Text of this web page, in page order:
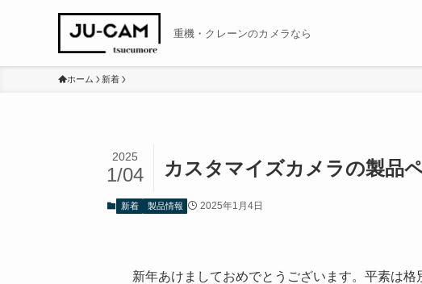
重機・クレーンのカメラなら
ホーム 新着
カスタマイズカメラの製品
2025
1/04
新着 製品情報 2025年1月4日
新年あけましておめでとうございます。平素は格